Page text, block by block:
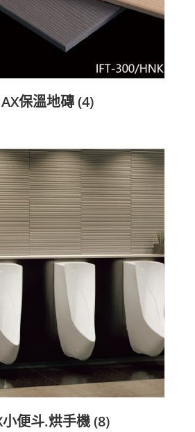
保溫地磚(4)
便斗.烘手機(8)